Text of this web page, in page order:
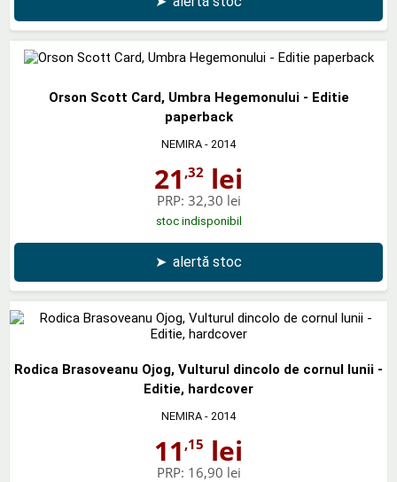
Orson Scott Card, Umbra Hegemonului - Editie
paperback
NEMIRA - 2014
21 ,32 lei
PRP: 32,30 lei
stoc indisponibil
➤ alertă stoc
Rodica Brasoveanu Ojog, Vulturul dincolo de cornul lunii -
Editie, hardcover
NEMIRA - 2014
11 ,15 lei
PRP: 16,90 lei